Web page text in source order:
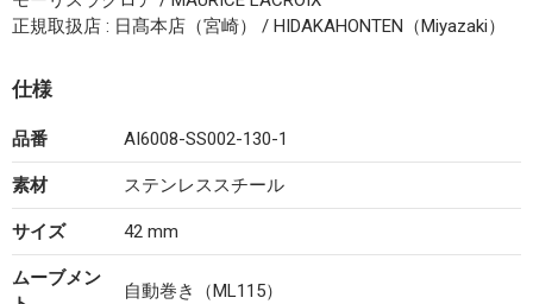
正規取扱店 : 日髙本店（宮崎） / HIDAKAHONTEN（Miyazaki）
仕様
品番 AI6008-SS002-130-1
素材 ステンレススチール
サイズ 42 mm
ムーブメン
自動巻き（ML115）